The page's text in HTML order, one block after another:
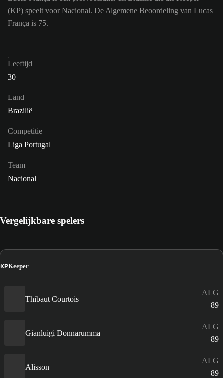
(KP) speelt voor Nacional. De Algemene Beoordeling van Lucas
França is 75.
Leeftijd
30
Land
Brazilië
Competitie
Liga Portugal
Team
Nacional
Vergelijkbare spelers
KPKeeper
Thibaut Courtois
ALG
89
Gianluigi Donnarumma
ALG
89
Alisson
ALG
89